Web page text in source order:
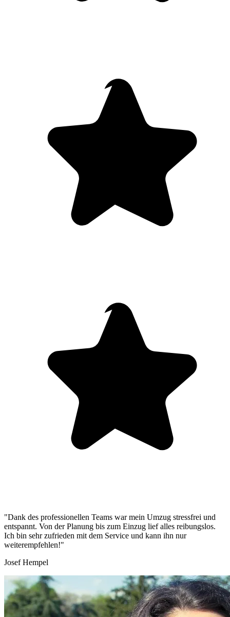
"Dank des professionellen Teams war mein Umzug stressfrei und
entspannt. Von der Planung bis zum Einzug lief alles reibungslos.
Ich bin sehr zufrieden mit dem Service und kann ihn nur
weiterempfehlen!"
Josef Hempel